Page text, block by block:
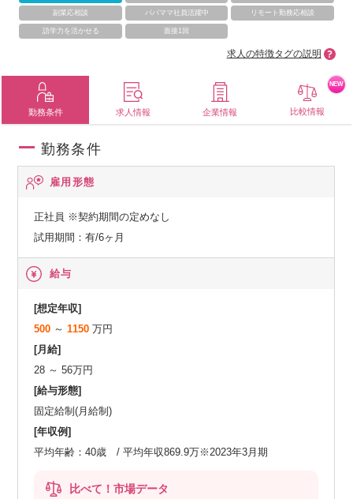
副業応相談 パパママ社員活躍中 リモート勤務応相談
語学力を活かせる 面接1回
求人の特徴タグの説明
勤務条件 求人情報 企業情報 比較情報
NEW
勤務条件
雇用形態
正社員 ※契約期間の定めなし
試用期間：有/6ヶ月
給与
[想定年収]
500 ～1150 万円
[月給]
28 ～ 56万円
[給与形態]
固定給制(月給制)
[年収例]
平均年齢：40歳 / 平均年収869.9万※2023年3月期
比べて！市場データ